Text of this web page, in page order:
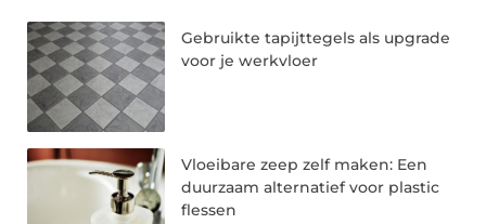
Gebruikte tapijttegels als upgrade
voor je werkvloer
Vloeibare zeep zelf maken: Een
duurzaam alternatief voor plastic
flessen